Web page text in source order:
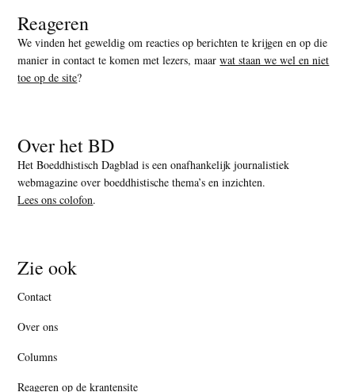
Reageren
We vinden het geweldig om reacties op berichten te krijgen en op die
manier in contact te komen met lezers, maarwat staan we wel en niet
toe op de site?
Over het BD
Het Boeddhistisch Dagblad is een onafhankelijk journalistiek
webmagazine over boeddhistische thema’s en inzichten.
Lees ons colofon.
Zie ook
Contact
Over ons
Columns
Reageren op de krantensite